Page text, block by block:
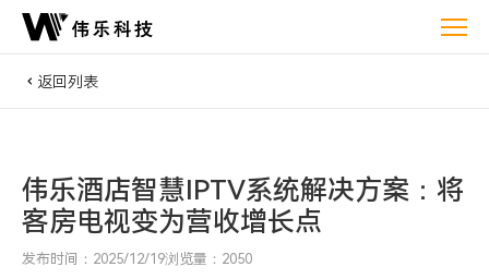
返回列表
伟乐酒店智慧IPTV系统解决方案：将
客房电视变为营收增长点
发布时间：2025/12/19浏览量：2050